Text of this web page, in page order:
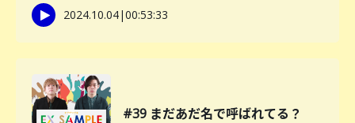
2024.10.04|00:53:33
#39 まだあだ名で呼ばれてる？